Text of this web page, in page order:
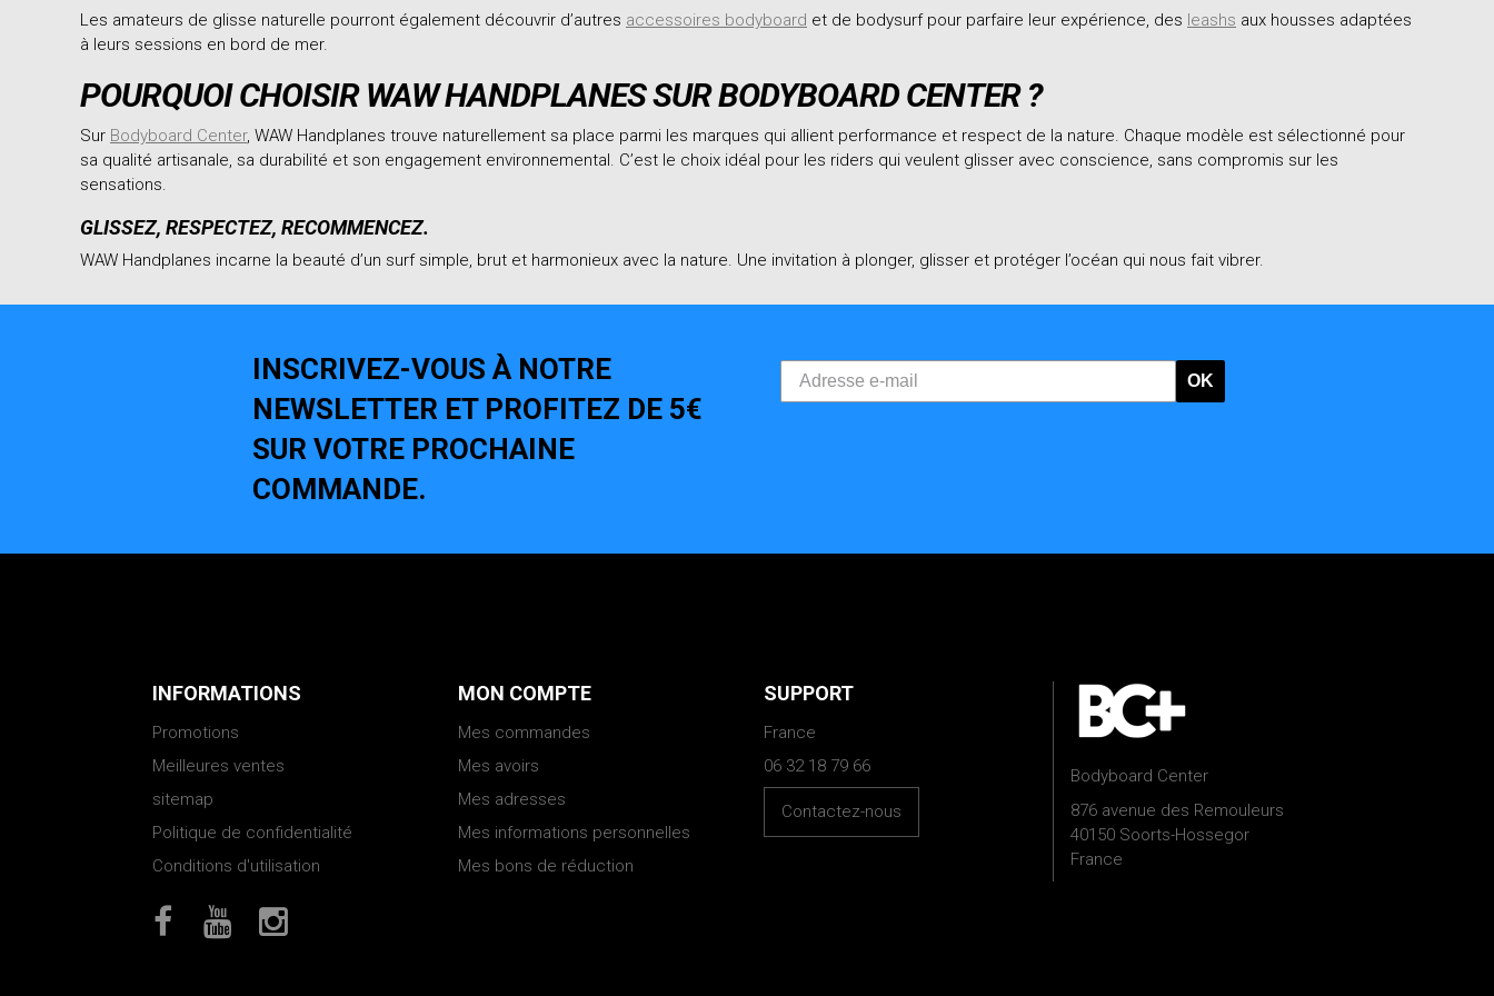
Les amateurs de glisse naturelle pourront également découvrir d’autres accessoires bodyboard et de bodysurf pour parfaire leur expérience, des leashs aux housses adaptées
à leurs sessions en bord de mer.
POURQUOI CHOISIR WAW HANDPLANES SUR BODYBOARD CENTER ?
Sur Bodyboard Center, WAW Handplanes trouve naturellement sa place parmi les marques qui allient performance et respect de la nature. Chaque modèle est sélectionné pour
sa qualité artisanale, sa durabilité et son engagement environnemental. C’est le choix idéal pour les riders qui veulent glisser avec conscience, sans compromis sur les
sensations.
GLISSEZ, RESPECTEZ, RECOMMENCEZ.
WAW Handplanes incarne la beauté d’un surf simple, brut et harmonieux avec la nature. Une invitation à plonger, glisser et protéger l’océan qui nous fait vibrer.
INSCRIVEZ-VOUS À NOTRE
NEWSLETTER ET PROFITEZ DE 5€
SUR VOTRE PROCHAINE
COMMANDE.
OK
INFORMATIONS
Promotions
Meilleures ventes
sitemap
Politique de confidentialité
Conditions d'utilisation
MON COMPTE
Mes commandes
Mes avoirs
Mes adresses
Mes informations personnelles
Mes bons de réduction
SUPPORT
France
06 32 18 79 66
Contactez-nous
Bodyboard Center
876 avenue des Remouleurs
40150 Soorts-Hossegor
France